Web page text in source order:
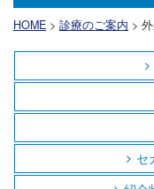
HOME > 診療のご案内 >
セ